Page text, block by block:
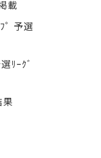
載
ﾟ 予選
ﾘｰｸﾞ